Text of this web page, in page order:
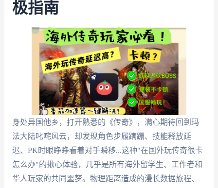
极指南
身处异国他乡，打开熟悉的《传奇》，满心期待回到玛
法大陆叱咤风云，却发现角色步履蹒跚、技能释放延
迟、PK时眼睁睁看着对手瞬移...这种"在国外玩传奇很卡
怎么办"的揪心体验，几乎是所有海外留学生、工作者和
华人玩家的共同噩梦。物理距离造成的漫长数据旅程、